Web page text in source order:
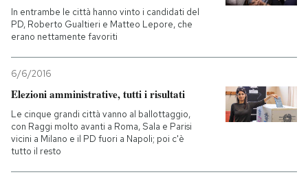
In entrambe le città hanno vinto i candidati del
PD, Roberto Gualtieri e Matteo Lepore, che
erano nettamente favoriti
6/6/2016
Elezioni amministrative, tutti i risultati
Le cinque grandi città vanno al ballottaggio,
con Raggi molto avanti a Roma, Sala e Parisi
vicini a Milano e il PD fuori a Napoli; poi c'è
tutto il resto